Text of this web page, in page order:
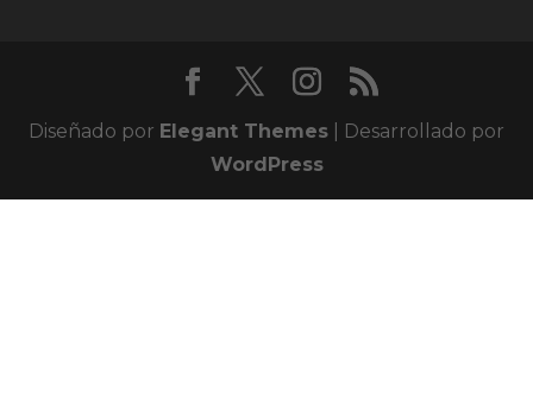
Diseñado por Elegant Themes | Desarrollado por
WordPress